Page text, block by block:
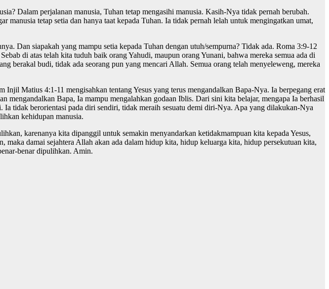
Dalam perjalanan manusia, Tuhan tetap mengasihi manusia. Kasih-Nya tidak pernah berubah.
manusia tetap setia dan hanya taat kepada Tuhan. Ia tidak pernah lelah untuk mengingatkan umat,
Dan siapakah yang mampu setia kepada Tuhan dengan utuh/sempurna? Tidak ada. Roma 3:9-12
di atas telah kita tuduh baik orang Yahudi, maupun orang Yunani, bahwa mereka semua ada di
berakal budi, tidak ada seorang pun yang mencari Allah. Semua orang telah menyeleweng, mereka
Matius 4:1-11 mengisahkan tentang Yesus yang terus mengandalkan Bapa-Nya. Ia berpegang erat
Bapa, Ia mampu mengalahkan godaan Iblis. Dari sini kita belajar, mengapa Ia berhasil
tidak berorientasi pada diri sendiri, tidak meraih sesuatu demi diri-Nya. Apa yang dilakukan-Nya
kehidupan manusia.
karenanya kita dipanggil untuk semakin menyandarkan ketidakmampuan kita kepada Yesus,
damai sejahtera Allah akan ada dalam hidup kita, hidup keluarga kita, hidup persekutuan kita,
benar dipulihkan. Amin.